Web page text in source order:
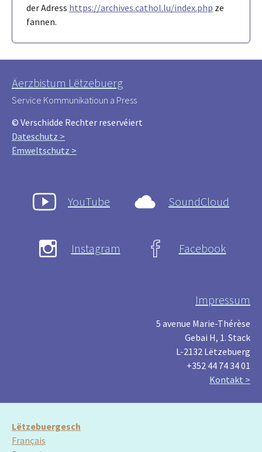
der Adress https://archives.cathol.lu/index.php ze
fannen.
Äerzbistum Lëtzebuerg
Service Kommunikatioun a Press
© Verschidde Rechter reservéiert
Dateschutz >
Ëmweltschutz >
YouTube SoundCloud
Instagram Facebook
Impressum
5 avenue Marie-Thérèse
Gebai H, 1. Stack
L-2132 Lëtzebuerg
+352 44 74 34 01
Kontakt >
Lëtzebuergesch
Français